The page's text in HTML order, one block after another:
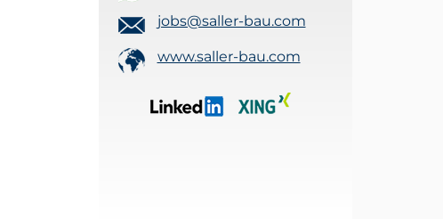
jobs@saller-bau.com
www.saller-bau.com